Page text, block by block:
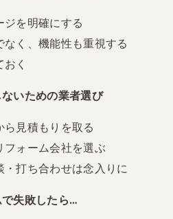
ジを明確にする
なく、機能性も重視する
く
いための業者選び
ら見積もりを取る
フォーム会社を選ぶ
・打ち合わせは念入りに
失敗したら…